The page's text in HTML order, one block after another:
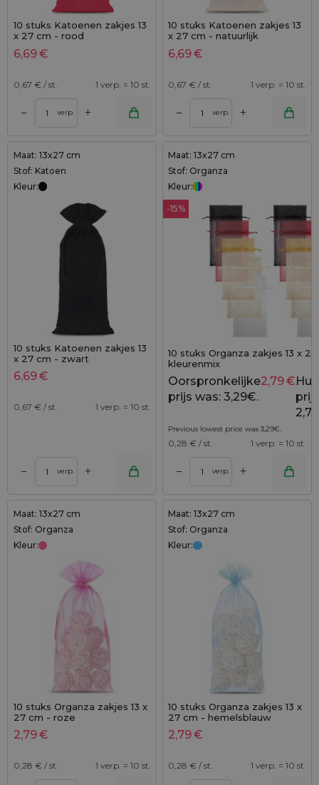
10 stuks Katoenen zakjes 13
x 27 cm - rood
6,69€
0,67 € / st. 1 verp. = 10 st.
– verp. +
10 stuks Katoenen zakjes 13
x 27 cm - natuurlijk
6,69€
0,67 € / st. 1 verp. = 10 st.
– verp. +
Maat: 13x27 cm
Stof: Katoen
Kleur:
10 stuks Katoenen zakjes 13
x 27 cm - zwart
6,69€
0,67 € / st. 1 verp. = 10 st.
– verp. +
Maat: 13x27 cm
Stof: Organza
Kleur:
-15%
10 stuks Organza zakjes 13 x
kleurenmix
Oorspronkelijke
prijs was: 3,29€.
2,79€
Previous lowest price was3,29€.
0,28 € / st. 1 verp. = 10 st.
– verp. +
Maat: 13x27 cm
Stof: Organza
Kleur:
10 stuks Organza zakjes 13 x
27 cm - roze
2,79€
0,28 € / st. 1 verp. = 10 st.
Maat: 13x27 cm
Stof: Organza
Kleur:
10 stuks Organza zakjes 13 x
27 cm - hemelsblauw
2,79€
0,28 € / st. 1 verp. = 10 st.